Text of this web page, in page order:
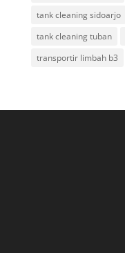
tank cleaning sidoarjo
tank cleaning tuban
transportir limbah b3